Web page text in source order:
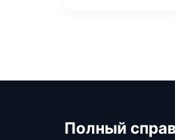
Полный